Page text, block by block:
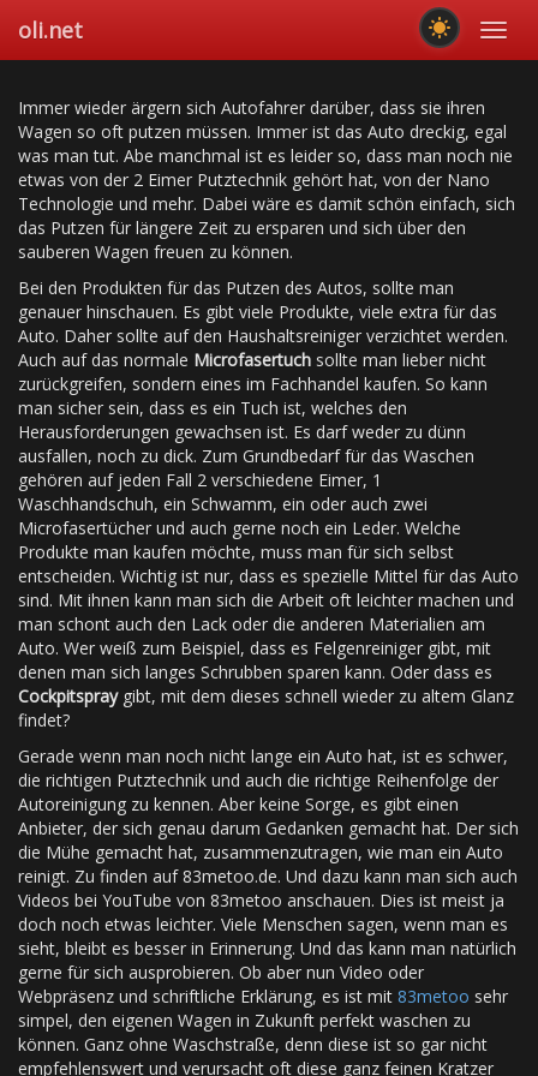
main
oli.net
Immer wieder ärgern sich Autofahrer darüber, dass sie ihren
Wagen so oft putzen müssen. Immer ist das Auto dreckig, egal
was man tut. Abe manchmal ist es leider so, dass man noch nie
etwas von der 2 Eimer Putztechnik gehört hat, von der Nano
Technologie und mehr. Dabei wäre es damit schön einfach, sich
das Putzen für längere Zeit zu ersparen und sich über den
sauberen Wagen freuen zu können.
Bei den Produkten für das Putzen des Autos, sollte man
genauer hinschauen. Es gibt viele Produkte, viele extra für das
Auto. Daher sollte auf den Haushaltsreiniger verzichtet werden.
Auch auf das normale Microfasertuch sollte man lieber nicht
zurückgreifen, sondern eines im Fachhandel kaufen. So kann
man sicher sein, dass es ein Tuch ist, welches den
Herausforderungen gewachsen ist. Es darf weder zu dünn
ausfallen, noch zu dick. Zum Grundbedarf für das Waschen
gehören auf jeden Fall 2 verschiedene Eimer, 1
Waschhandschuh, ein Schwamm, ein oder auch zwei
Microfasertücher und auch gerne noch ein Leder. Welche
Produkte man kaufen möchte, muss man für sich selbst
entscheiden. Wichtig ist nur, dass es spezielle Mittel für das Auto
sind. Mit ihnen kann man sich die Arbeit oft leichter machen und
man schont auch den Lack oder die anderen Materialien am
Auto. Wer weiß zum Beispiel, dass es Felgenreiniger gibt, mit
denen man sich langes Schrubben sparen kann. Oder dass es
Cockpitspraygibt, mit dem dieses schnell wieder zu altem Glanz
findet?
Gerade wenn man noch nicht lange ein Auto hat, ist es schwer,
die richtigen Putztechnik und auch die richtige Reihenfolge der
Autoreinigung zu kennen. Aber keine Sorge, es gibt einen
Anbieter, der sich genau darum Gedanken gemacht hat. Der sich
die Mühe gemacht hat, zusammenzutragen, wie man ein Auto
reinigt. Zu finden auf 83metoo.de. Und dazu kann man sich auch
Videos bei YouTube von 83metoo anschauen. Dies ist meist ja
doch noch etwas leichter. Viele Menschen sagen, wenn man es
sieht, bleibt es besser in Erinnerung. Und das kann man natürlich
gerne für sich ausprobieren. Ob aber nun Video oder
Webpräsenz und schriftliche Erklärung, es ist mit 83metoo sehr
simpel, den eigenen Wagen in Zukunft perfekt waschen zu
können. Ganz ohne Waschstraße, denn diese ist so gar nicht
empfehlenswert und verursacht oft diese ganz feinen Kratzer